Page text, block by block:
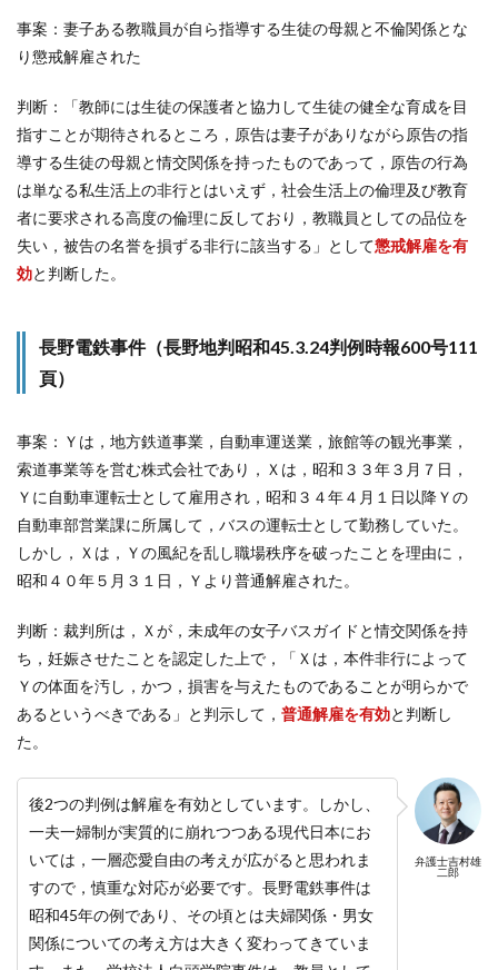
事案：妻子ある教職員が自ら指導する生徒の母親と不倫関係とな
り懲戒解雇された
判断：「教師には生徒の保護者と協力して生徒の健全な育成を目
指すことが期待されるところ，原告は妻子がありながら原告の指
導する生徒の母親と情交関係を持ったものであって，原告の行為
は単なる私生活上の非行とはいえず，社会生活上の倫理及び教育
者に要求される高度の倫理に反しており，教職員としての品位を
失い，被告の名誉を損ずる非行に該当する」として懲戒解雇を有
効と判断した。
長野電鉄事件（長野地判昭和45.3.24判例時報600号111
頁）
事案：Ｙは，地方鉄道事業，自動車運送業，旅館等の観光事業，
索道事業等を営む株式会社であり，Ｘは，昭和３３年３月７日，
Ｙに自動車運転士として雇用され，昭和３４年４月１日以降Ｙの
自動車部営業課に所属して，バスの運転士として勤務していた。
しかし，Ｘは，Ｙの風紀を乱し職場秩序を破ったことを理由に，
昭和４０年５月３１日，Ｙより普通解雇された。
判断：裁判所は，Ｘが，未成年の女子バスガイドと情交関係を持
ち，妊娠させたことを認定した上で，「Ｘは，本件非行によって
Ｙの体面を汚し，かつ，損害を与えたものであることが明らかで
あるというべきである」と判示して， 普通解雇を有効と判断し
た。
弁護士吉村雄
二郎
後2つの判例は解雇を有効としています。しかし、
一夫一婦制が実質的に崩れつつある現代日本にお
いては，一層恋愛自由の考えが広がると思われま
すので，慎重な対応が必要です。長野電鉄事件は
昭和45年の例であり、その頃とは夫婦関係・男女
関係についての考え方は大きく変わってきていま